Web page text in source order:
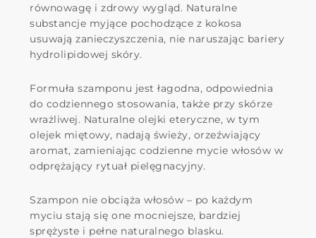
równowagę i zdrowy wygląd. Naturalne
substancje myjące pochodzące z kokosa
usuwają zanieczyszczenia, nie naruszając bariery
hydrolipidowej skóry.
Formuła szamponu jest łagodna, odpowiednia
do codziennego stosowania, także przy skórze
wrażliwej. Naturalne olejki eteryczne, w tym
olejek miętowy, nadają świeży, orzeźwiający
aromat, zamieniając codzienne mycie włosów w
odprężający rytuał pielęgnacyjny.
Szampon nie obciąża włosów – po każdym
myciu stają się one mocniejsze, bardziej
sprężyste i pełne naturalnego blasku.